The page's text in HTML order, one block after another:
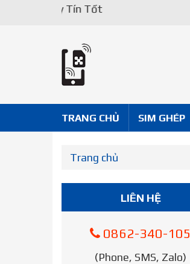
Uy Tín Tốt
TRANG CHỦ SIM GHÉP
Trang chủ
LIÊN HỆ
0862-340-105
(Phone, SMS, Zalo)